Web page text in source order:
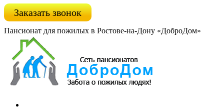
Заказать звонок
Пансионат для пожилых в Ростове-на-Дону «ДоброДом»